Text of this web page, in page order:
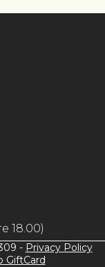
18.00)
- Privacy Policy
GiftCard